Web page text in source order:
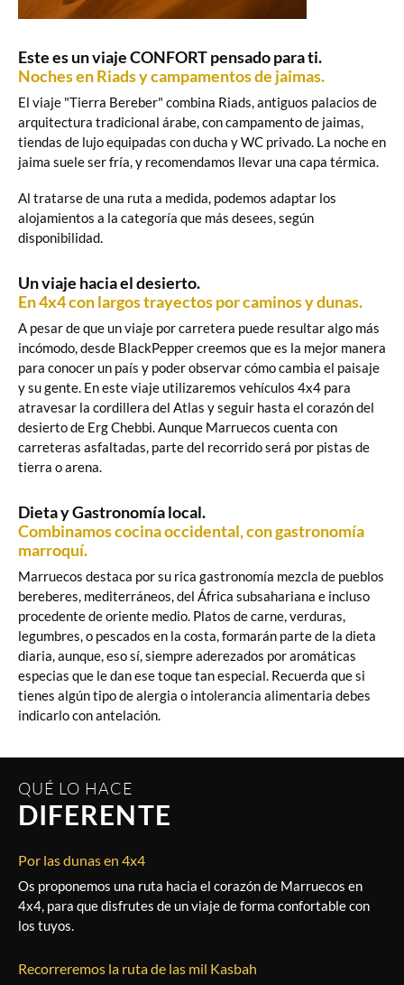
Este es un viaje CONFORT pensado para ti.
Noches en Riads y campamentos de jaimas.
El viaje "Tierra Bereber" combina Riads, antiguos palacios de
arquitectura tradicional árabe, con campamento de jaimas,
tiendas de lujo equipadas con ducha y WC privado. La noche en
jaima suele ser fría, y recomendamos llevar una capa térmica.
Al tratarse de una ruta a medida, podemos adaptar los
alojamientos a la categoría que más desees, según
disponibilidad.
Un viaje hacia el desierto.
En 4x4 con largos trayectos por caminos y dunas.
A pesar de que un viaje por carretera puede resultar algo más
incómodo, desde BlackPepper creemos que es la mejor manera
para conocer un país y poder observar cómo cambia el paisaje
y su gente. En este viaje utilizaremos vehículos 4x4 para
atravesar la cordillera del Atlas y seguir hasta el corazón del
desierto de Erg Chebbi. Aunque Marruecos cuenta con
carreteras asfaltadas, parte del recorrido será por pistas de
tierra o arena.
Dieta y Gastronomía local.
Combinamos cocina occidental, con gastronomía
marroquí.
Marruecos destaca por su rica gastronomía mezcla de pueblos
bereberes, mediterráneos, del África subsahariana e incluso
procedente de oriente medio. Platos de carne, verduras,
legumbres, o pescados en la costa, formarán parte de la dieta
diaria, aunque, eso sí, siempre aderezados por aromáticas
especias que le dan ese toque tan especial. Recuerda que si
tienes algún tipo de alergia o intolerancia alimentaria debes
indicarlo con antelación.
QUÉ LO HACE
DIFERENTE
Por las dunas en 4x4
Os proponemos una ruta hacia el corazón de Marruecos en
4x4, para que disfrutes de un viaje de forma confortable con
los tuyos.
Recorreremos la ruta de las mil Kasbah